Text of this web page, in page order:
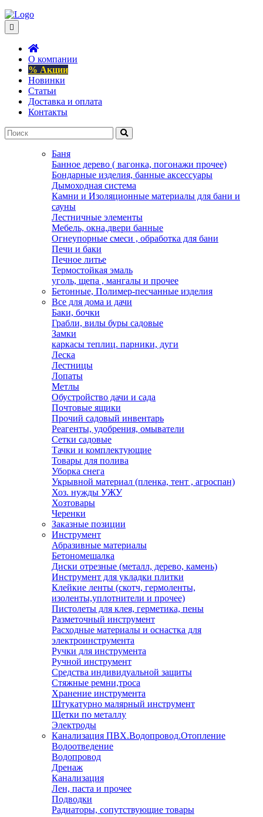
О компании
% Акции
Новинки
Статьи
Доставка и оплата
Контакты
Баня
Банное дерево ( вагонка, погонажи прочее)
Бондарные изделия, банные аксессуары
Дымоходная система
Камни и Изоляционные материалы для бани и
сауны
Лестничные элементы
Мебель, окна,двери банные
Огнеупорные смеси , обработка для бани
Печи и баки
Печное литье
Термостойкая эмаль
уголь, щепа , мангалы и прочее
Бетонные, Полимер-песчанные изделия
Все для дома и дачи
Баки, бочки
Грабли, вилы буры садовые
Замки
каркасы теплиц. парники, дуги
Леска
Лестницы
Лопаты
Метлы
Обустройство дачи и сада
Почтовые ящики
Прочий садовый инвентарь
Реагенты, удобрения, омыватели
Сетки садовые
Тачки и комплектующие
Товары для полива
Уборка снега
Укрывной материал (пленка, тент , агроспан)
Хоз. нужды УЖУ
Хозтовары
Черенки
Заказные позиции
Инструмент
Абразивные материалы
Бетономешалка
Диски отрезные (металл, дерево, камень)
Инструмент для укладки плитки
Клейкие ленты (скотч, гермоленты,
изоленты,уплотнители и прочее)
Пистолеты для клея, герметика, пены
Разметочный инструмент
Расходные материалы и оснастка для
электроинструмента
Ручки для инструмента
Ручной инструмент
Средства индивидуальной защиты
Стяжные ремни,троса
Хранение инструмента
Штукатурно малярный инструмент
Щетки по металлу
Электроды
Канализация ПВХ.Водопровод.Отопление
Водоотведение
Водопровод
Дренаж
Канализация
Лен, паста и прочее
Подводки
Радиаторы, сопутствующие товары